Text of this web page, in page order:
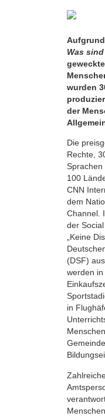
Was
wurden
der
Die
Rechte,
100
CNN
dem
Channel.
der
„Keine
(DSF)
werden in
in